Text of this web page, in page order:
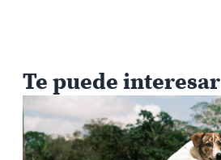
Te puede interesar